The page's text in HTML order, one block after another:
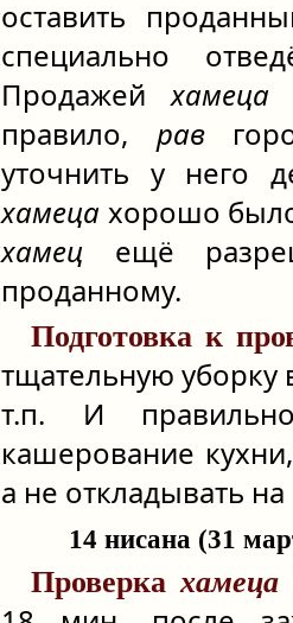
оставить
специально
Продажейхамеца
правило, рав
уточнить у него
хамеца хорошо
хамец ещё
проданному.
Подготовка к
тщательную
т.п. И
кашерование
а не откладывать
14 нисана (31
Проверкахамеца